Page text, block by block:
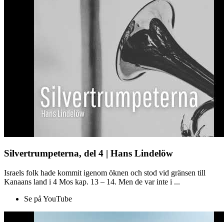
Silvertrumpeterna, del 4 | Hans Lindelöw
Israels folk hade kommit igenom öknen och stod vid gränsen till
Kanaans land i 4 Mos kap. 13 – 14. Men de var inte i ...
Se på YouTube